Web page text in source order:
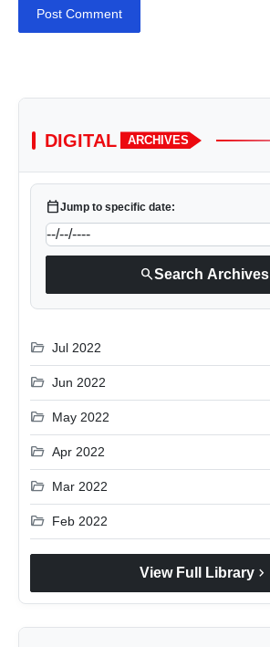
Post Comment
DIGITAL ARCHIVES
calendar_todayJump to specific date:
searchSearch Archives
folder_open Jul 2022
folder_open Jun 2022
folder_open May 2022
folder_open Apr 2022
folder_open Mar 2022
folder_open Feb 2022
View Full Library chevron_right